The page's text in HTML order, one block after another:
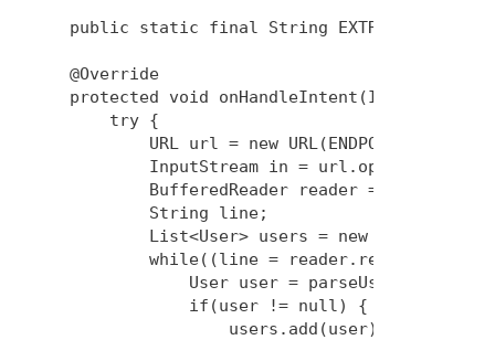
public static final String
@Override
protected void onHandleIntent(Intent
    try {
        URL url = new URL(ENDPOINT_URL);
        InputStream in = url.openStream();
BufferedReader reader = new
        String line;
List<User> users = new
while((line = reader.readLine())
            User user = parseUser(line);
            if(user != null) {
                users.add(user);